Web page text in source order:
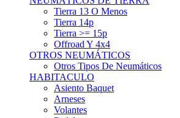
Tierra 13 O Menos
Tierra 14p
Tierra >= 15p
Offroad Y 4x4
OTROS NEUMÁTICOS
Otros Tipos De Neumáticos
HABITACULO
Asiento Baquet
Arneses
Volantes